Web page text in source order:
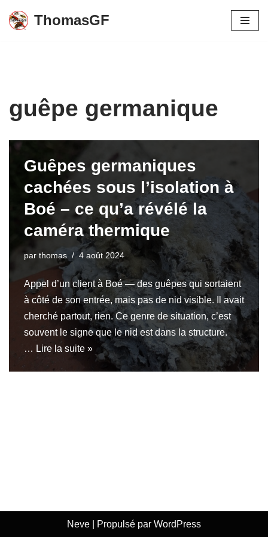
Aller
ThomasGF
guêpe germanique
Guêpes germaniques
cachées sous l’isolation à
Boé – ce qu’a révélé la
caméra thermique
par thomas 4 août 2024
Appel d’un client à Boé — des guêpes qui sortaient
à côté de son entrée, mais pas de nid visible. Il avait
cherché partout, rien. Ce genre de situation, c’est
souvent le signe que le nid est dans la structure.
… Lire la suite »
Neve | Propulsé par WordPress